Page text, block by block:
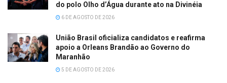
do polo Olho d’Água durante ato na Divinéia
6 DE AGOSTO DE 2026
União Brasil oficializa candidatos e reafirma
apoio a Orleans Brandão ao Governo do
Maranhão
5 DE AGOSTO DE 2026